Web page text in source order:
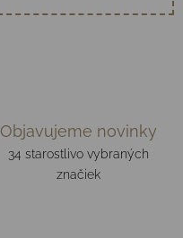
Objavujeme novinky
34 starostlivo vybraných
značiek